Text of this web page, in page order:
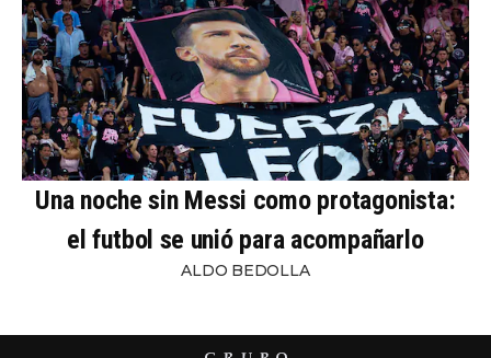
Una noche sin Messi como protagonista:
el futbol se unió para acompañarlo
ALDO BEDOLLA